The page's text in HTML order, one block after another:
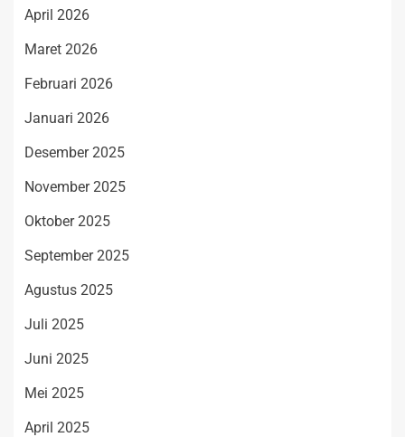
April 2026
Maret 2026
Februari 2026
Januari 2026
Desember 2025
November 2025
Oktober 2025
September 2025
Agustus 2025
Juli 2025
Juni 2025
Mei 2025
April 2025